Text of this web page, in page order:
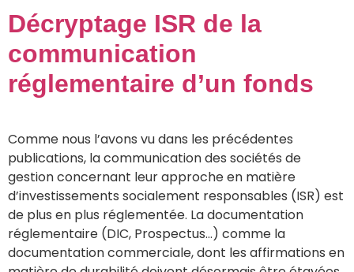
Décryptage ISR de la
communication
réglementaire d’un fonds
Comme nous l’avons vu dans les précédentes
publications, la communication des sociétés de
gestion concernant leur approche en matière
d’investissements socialement responsables (ISR) est
de plus en plus réglementée. La documentation
réglementaire (DIC, Prospectus…) comme la
documentation commerciale, dont les affirmations en